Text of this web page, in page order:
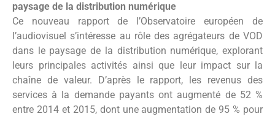
paysage de la distribution numérique
Ce nouveau rapport de l’Observatoire européen de
l’audiovisuel s’intéresse au rôle des agrégateurs de VOD
dans le paysage de la distribution numérique, explorant
leurs principales activités ainsi que leur impact sur la
chaîne de valeur. D’après le rapport, les revenus des
services à la demande payants ont augmenté de 52 %
entre 2014 et 2015, dont une augmentation de 95 % pour